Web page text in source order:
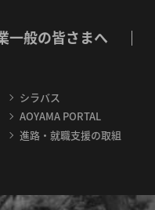
一般の皆さまへ
シラバス
AOYAMA PORTAL
進路・就職支援の取組